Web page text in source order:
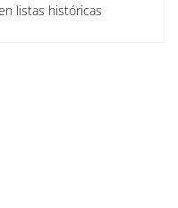
listas históricas